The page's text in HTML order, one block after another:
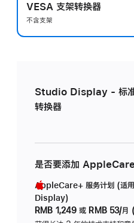
VESA 支架转换器
不含支架
Studio Display - 标
转换器
是否要添加
AppleCare+ 服务计划 (适
Display)
RMB 1,249 或 RMB 53/月